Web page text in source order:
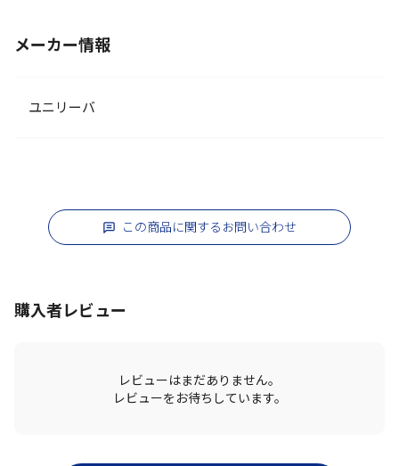
メーカー情報
ユニリーバ
この商品に関するお問い合わせ
購入者レビュー
レビューはまだありません。
レビューをお待ちしています。